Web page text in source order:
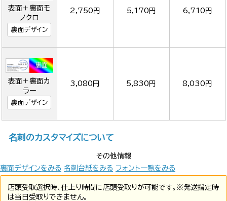
表面＋裏面モ
ノクロ
裏面デザイン
2,750円 5,170円 6,710円
表面＋裏面カ
ラー
裏面デザイン
3,080円 5,830円 8,030円
名刺のカスタマイズについて
その他情報
裏面デザインをみる 名刺台紙をみる フォント一覧をみる
店頭受取選択時、仕上り時間に店頭受取りが可能です。※発送指定時
は当日受取りできません。